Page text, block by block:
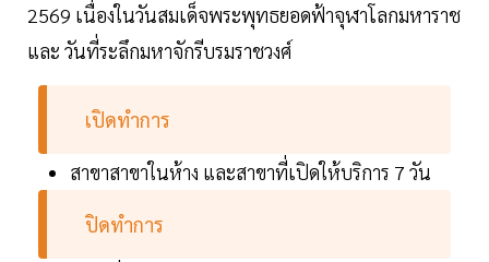
2569 เนื่องในวันสมเด็จพระพุทธยอดฟ้าจุฬาโลกมหาราช
และ วันที่ระลึกมหาจักรีบรมราชวงศ์
เปิดทำการ
สาขาสาขาในห้าง และสาขาที่เปิดให้บริการ 7 วัน
ปิดทำการ